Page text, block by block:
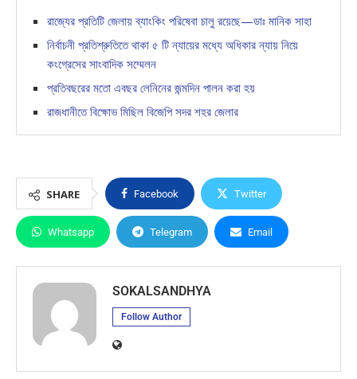
রাজ্যের প্রতিটি জেলায় ব্যাংকিং পরিষেবা চালু রয়েছে—ডাঃ মানিক সাহা
নির্বাচনী প্রতিশ্রুতিতে থাকা ৫ টি ন্যায়ের মধ্যে অধিকার ন্যায় নিয়ে
কংগ্রেসের সাংবাদিক সম্মেলন
প্রতিবছরের মতো এবছর লেনিনের জন্মদিন পালন করা হয়
রাজধানীতে বিক্ষোভ মিছিল বিজেপি সদর শহর জেলার
SHARE Facebook Twitter
Whatsapp Telegram Email
SOKALSANDHYA
Follow Author